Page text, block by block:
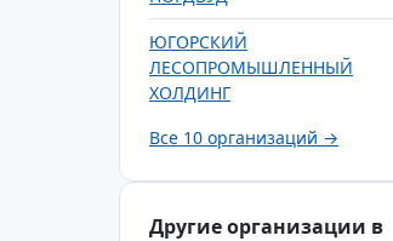
ЮГОРСКИЙ
ЛЕСОПРОМЫШЛЕННЫЙ
ХОЛДИНГ
Все 10 организаций →
Другие организации в